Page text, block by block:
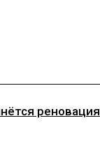
реновация